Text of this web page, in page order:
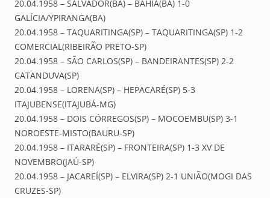
20.04.1958 – SALVADOR(BA) – BAHIA(BA) 1-0
GALÍCIA/YPIRANGA(BA)
20.04.1958 – TAQUARITINGA(SP) – TAQUARITINGA(SP) 1-2
COMERCIAL(RIBEIRÃO PRETO-SP)
20.04.1958 – SÃO CARLOS(SP) – BANDEIRANTES(SP) 2-2
CATANDUVA(SP)
20.04.1958 – LORENA(SP) – HEPACARÉ(SP) 5-3
ITAJUBENSE(ITAJUBÁ-MG)
20.04.1958 – DOIS CÓRREGOS(SP) – MOCOEMBU(SP) 3-1
NOROESTE-MISTO(BAURU-SP)
20.04.1958 – ITARARÉ(SP) – FRONTEIRA(SP) 1-3 XV DE
NOVEMBRO(JAÚ-SP)
20.04.1958 – JACAREÍ(SP) – ELVIRA(SP) 2-1 UNIÃO(MOGI DAS
CRUZES-SP)